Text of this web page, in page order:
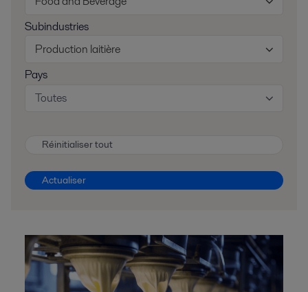
Subindustries
Production laitière
Pays
Toutes
Réinitialiser tout
Actualiser